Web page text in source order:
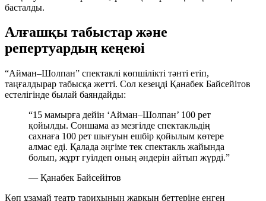
басталды.
Алғашқы табыстар және
репертуардың кеңеюі
“Айман–Шолпан” спектаклі көпшілікті тәнті етіп,
таңғалдырар табысқа жетті. Сол кезеңді Қанабек Байсейітов
естелігінде былай баяндайды:
“15 мамырға дейін ‘Айман–Шолпан’ 100 рет
қойылды. Соншама аз мезгілде спектакльдің
сахнаға 100 рет шығуын ешбір қойылым көтере
алмас еді. Қалада әңгіме тек спектакль жайында
болып, жұрт гуілдеп оның әндерін айтып жүрді.”
— Қанабек Байсейітов
Көп ұзамай театр тарихының жарқын беттеріне енген